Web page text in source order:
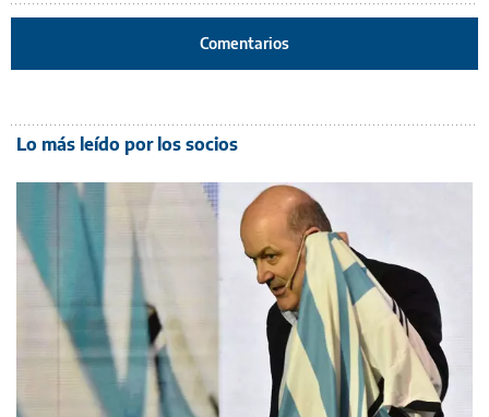
Comentarios
Lo más leído por los socios